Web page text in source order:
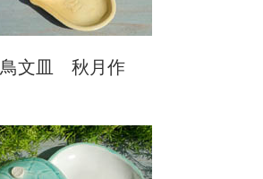
鳥文皿 秋月作